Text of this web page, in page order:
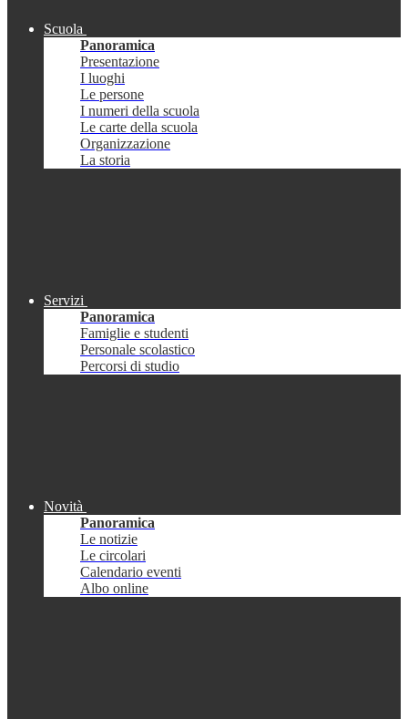
Scuola
Panoramica
Presentazione
I luoghi
Le persone
I numeri della scuola
Le carte della scuola
Organizzazione
La storia
Servizi
Panoramica
Famiglie e studenti
Personale scolastico
Percorsi di studio
Novità
Panoramica
Le notizie
Le circolari
Calendario eventi
Albo online